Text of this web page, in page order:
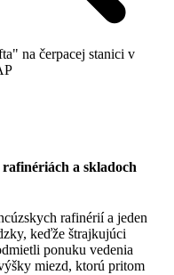
na čerpacej stanici v
a skladoch
rafinérií a jeden
keďže štrajkujúci
ponuku vedenia
miezd, ktorú pritom